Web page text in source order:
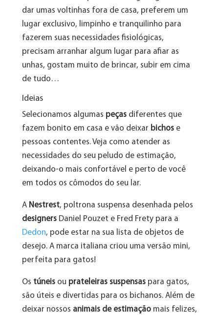
dar umas voltinhas fora de casa, preferem um
lugar exclusivo, limpinho e tranquilinho para
fazerem suas necessidades fisiológicas,
precisam arranhar algum lugar para afiar as
unhas, gostam muito de brincar, subir em cima
de tudo…
Ideias
Selecionamos algumas peçasdiferentes que
fazem bonito em casa e vão deixar bichose
pessoas contentes. Veja como atender as
necessidades do seu peludo de estimação,
deixando-o mais confortável e perto de você
em todos os cômodos do seu lar.
A Nestrest, poltrona suspensa desenhada pelos
designersDaniel Pouzet e Fred Frety para a
Dedon, pode estar na sua lista de objetos de
desejo. A marca italiana criou uma versão mini,
perfeita para gatos!
Os túneisou prateleiras suspensaspara gatos,
são úteis e divertidas para os bichanos. Além de
deixar nossos animais de estimaçãomais felizes,